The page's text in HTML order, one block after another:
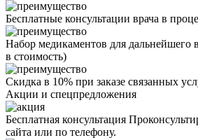
Бесплатные консультации врача в
Набор медикаментов для дальнейшего
в стоимость)
Скидка в 10% при заказе связанных
Акции и спецпредложения
Бесплатная консультация
сайта или по телефону.